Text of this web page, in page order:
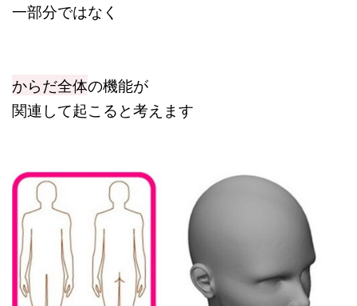
一部分ではなく
からだ全体の機能が
関連して起こると考えます